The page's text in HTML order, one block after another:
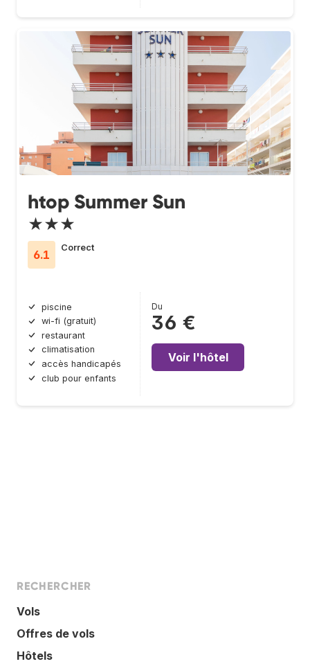
htop Summer Sun
★★★
6.1
Correct
piscine
wi-fi (gratuit)
restaurant
climatisation
accès handicapés
club pour enfants
Du
36 €
Voir l'hôtel
RECHERCHER
Vols
Offres de vols
Hôtels